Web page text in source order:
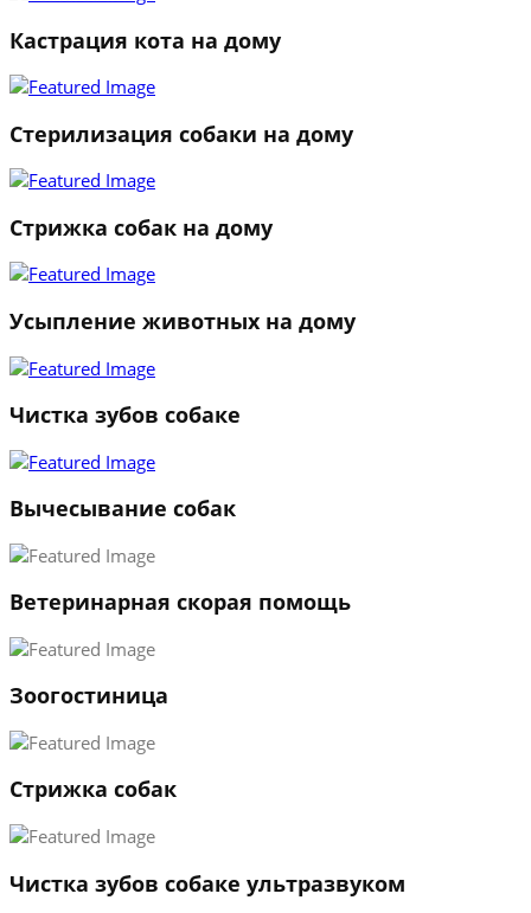
1
2
3
←
→
Кастрация кота на дому
Стерилизация собаки на дому
Стрижка собак на дому
Усыпление животных на дому
Чистка зубов собаке
Вычесывание собак
Ветеринарная скорая помощь
Зоогостиница
Стрижка собак
Чистка зубов собаке ультразвуком